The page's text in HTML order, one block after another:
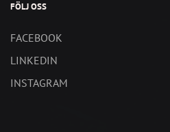
FÖLJ OSS
FACEBOOK
LINKEDIN
INSTAGRAM